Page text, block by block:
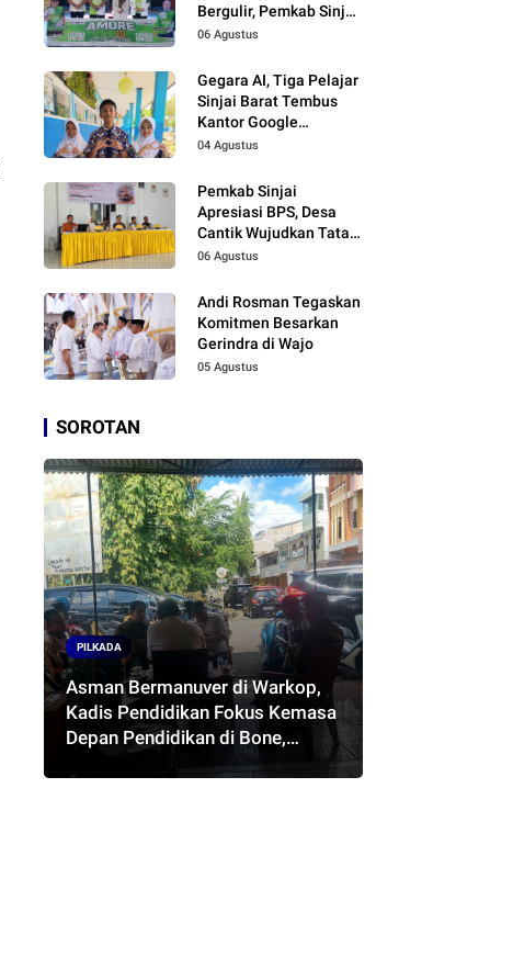
Bergulir, Pemkab Sinjai
Dukung Pembinaan
06 Agustus
Gegara AI, Tiga Pelajar
Sinjai Barat Tembus
Kantor Google
Indonesia
04 Agustus
Pemkab Sinjai
Apresiasi BPS, Desa
Cantik Wujudkan Tata
Kelola Data Terpadu
06 Agustus
Andi Rosman Tegaskan
Komitmen Besarkan
Gerindra di Wajo
05 Agustus
SOROTAN
PILKADA
Asman Bermanuver di Warkop,
Kadis Pendidikan Fokus Kemasa
Depan Pendidikan di Bone,
Akankah Terwujud Pasangan